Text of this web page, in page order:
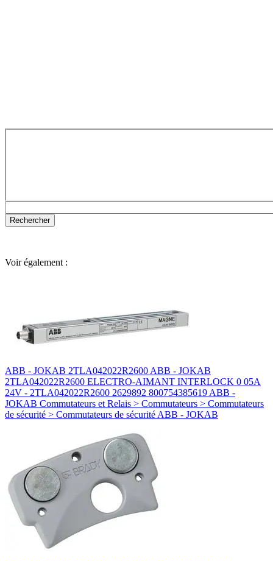
Voir également :
ABB - JOKAB 2TLA042022R2600 ABB - JOKAB
2TLA042022R2600 ELECTRO-AIMANT INTERLOCK 0 05A
24V - 2TLA042022R2600 2629892 800754385619 ABB -
JOKAB Commutateurs et Relais > Commutateurs > Commutateurs
de sécurité > Commutateurs de sécurité ABB - JOKAB